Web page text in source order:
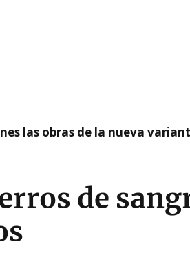
las obras de la nueva
de